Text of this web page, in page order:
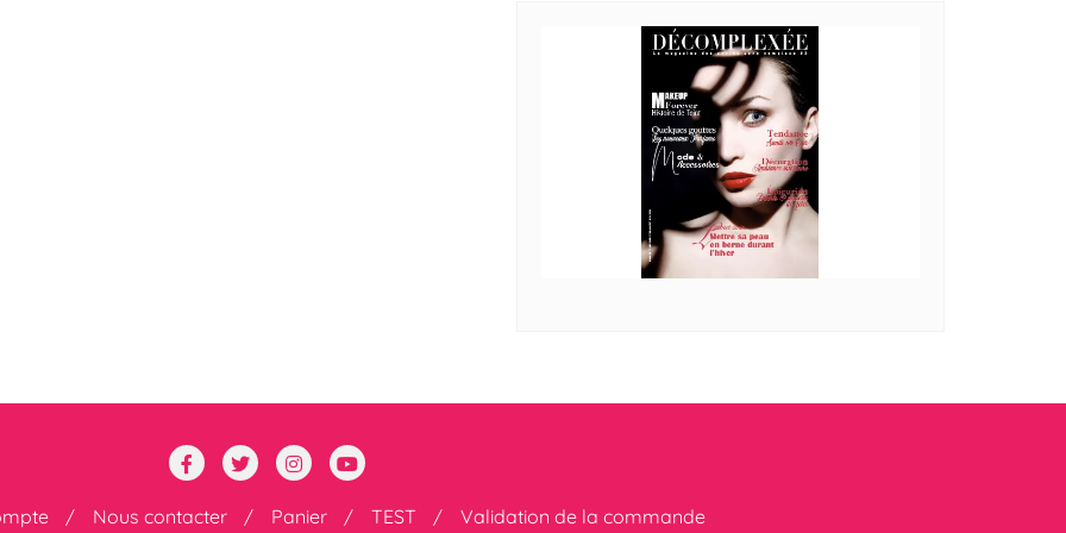
Nous contacter Panier TEST Validation de la commande